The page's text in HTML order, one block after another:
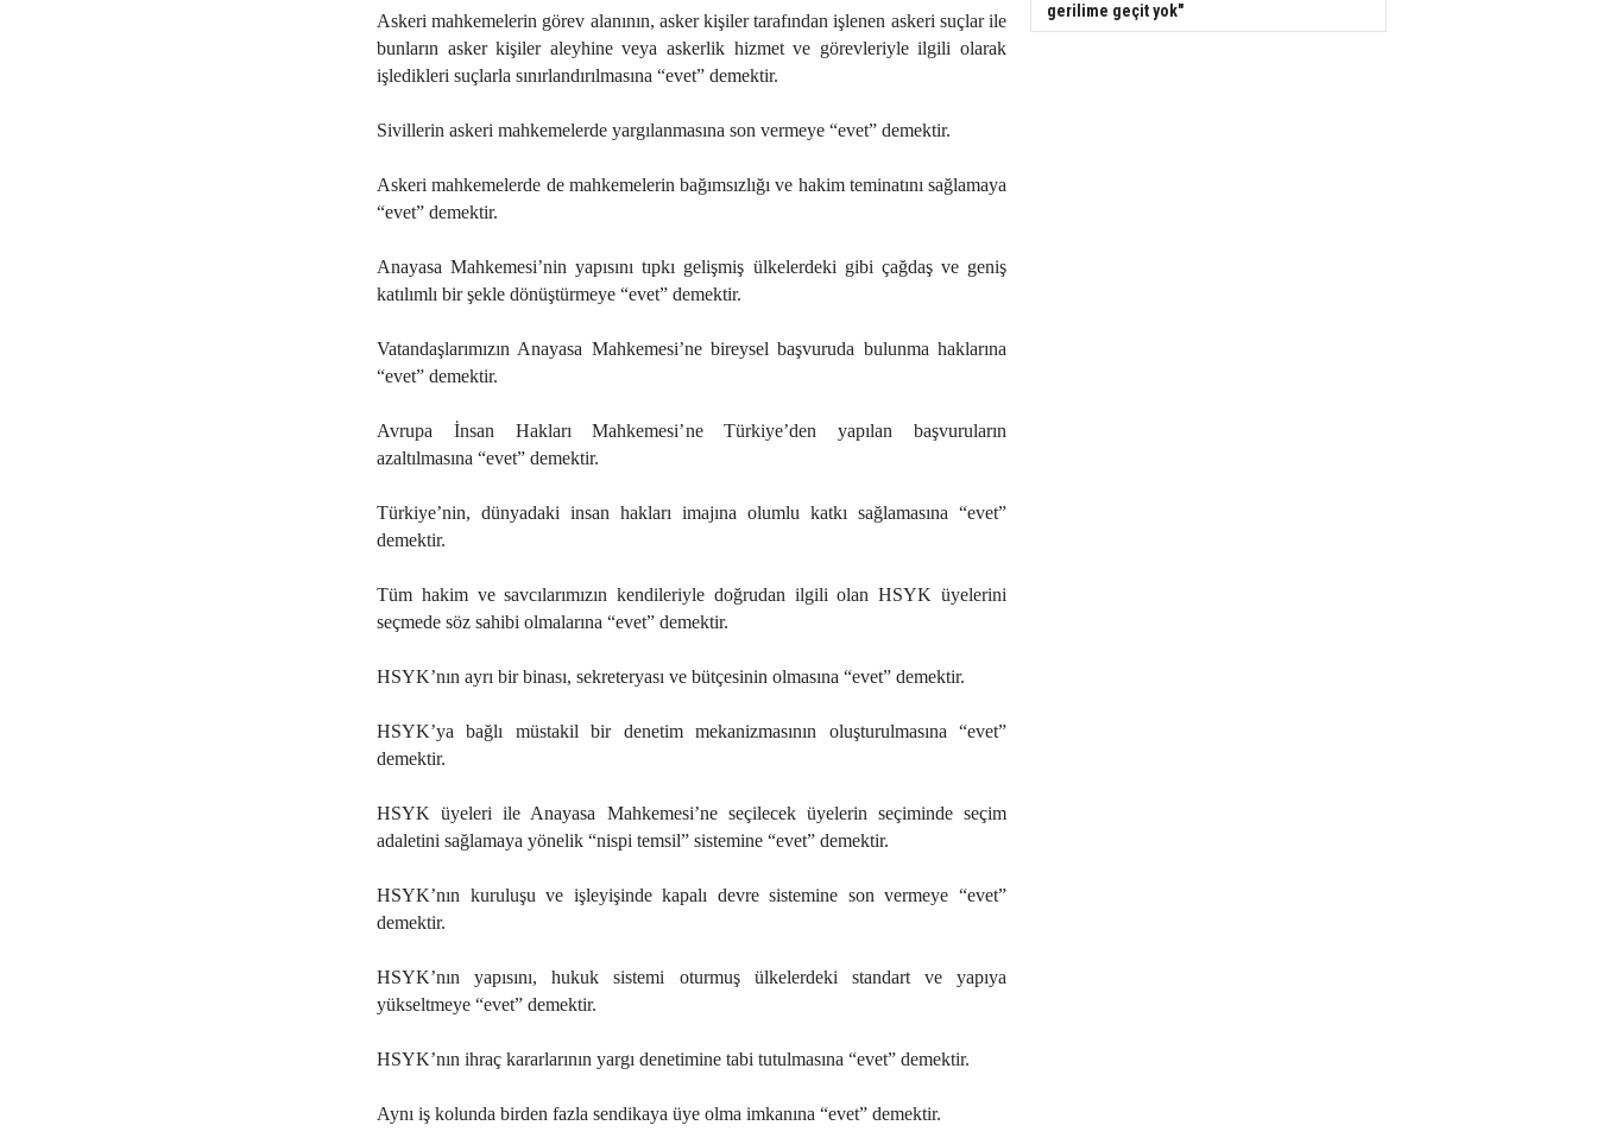
Askeri mahkemelerin görev alanının, asker kişiler tarafından işlenen askeri suçlar ile
bunların asker kişiler aleyhine veya askerlik hizmet ve görevleriyle ilgili olarak
işledikleri suçlarla sınırlandırılmasına “evet” demektir.
Sivillerin askeri mahkemelerde yargılanmasına son vermeye “evet” demektir.
Askeri mahkemelerde de mahkemelerin bağımsızlığı ve hakim teminatını sağlamaya
“evet” demektir.
Anayasa Mahkemesi’nin yapısını tıpkı gelişmiş ülkelerdeki gibi çağdaş ve geniş
katılımlı bir şekle dönüştürmeye “evet” demektir.
Vatandaşlarımızın Anayasa Mahkemesi’ne bireysel başvuruda bulunma haklarına
“evet” demektir.
Avrupa İnsan Hakları Mahkemesi’ne Türkiye’den yapılan başvuruların
azaltılmasına “evet” demektir.
Türkiye’nin, dünyadaki insan hakları imajına olumlu katkı sağlamasına “evet”
demektir.
Tüm hakim ve savcılarımızın kendileriyle doğrudan ilgili olan HSYK üyelerini
seçmede söz sahibi olmalarına “evet” demektir.
HSYK’nın ayrı bir binası, sekreteryası ve bütçesinin olmasına “evet” demektir.
HSYK’ya bağlı müstakil bir denetim mekanizmasının oluşturulmasına “evet”
demektir.
HSYK üyeleri ile Anayasa Mahkemesi’ne seçilecek üyelerin seçiminde seçim
adaletini sağlamaya yönelik “nispi temsil” sistemine “evet” demektir.
HSYK’nın kuruluşu ve işleyişinde kapalı devre sistemine son vermeye “evet”
demektir.
HSYK’nın yapısını, hukuk sistemi oturmuş ülkelerdeki standart ve yapıya
yükseltmeye “evet” demektir.
HSYK’nın ihraç kararlarının yargı denetimine tabi tutulmasına “evet” demektir.
Aynı iş kolunda birden fazla sendikaya üye olma imkanına “evet” demektir.
gerilime geçit yok"